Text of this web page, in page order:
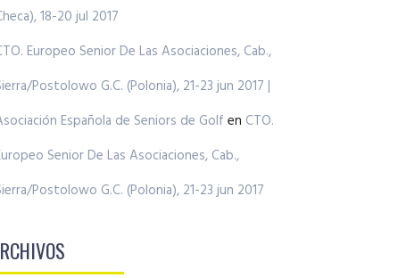
18-20 jul 2017
Europeo Senior De Las Asociaciones, Cab.,
Postolowo G.C. (Polonia), 21-23 jun 2017 |
Española de Seniors de Golf en CTO.
Senior De Las Asociaciones, Cab.,
Postolowo G.C. (Polonia), 21-23 jun 2017